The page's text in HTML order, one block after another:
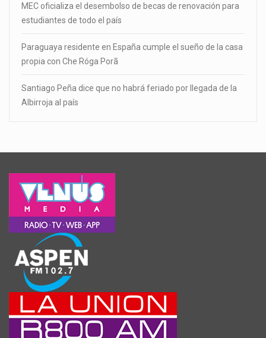
MEC oficializa el desembolso de becas de renovación para
estudiantes de todo el país
Paraguaya residente en España cumple el sueño de la casa
propia con Che Róga Porã
Santiago Peña dice que no habrá feriado por llegada de la
Albirroja al país